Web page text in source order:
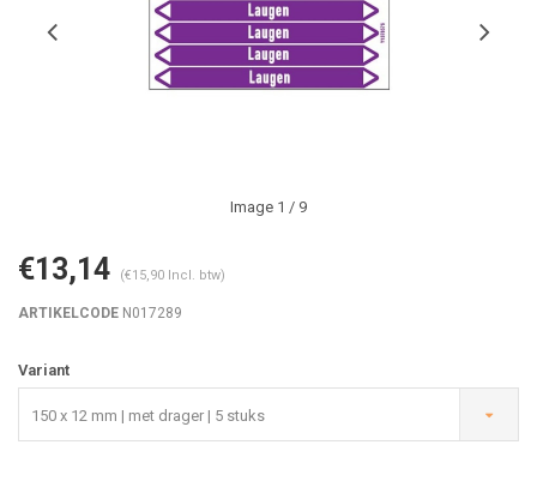
Image 1 / 9
€13,14 (€15,90 Incl. btw)
ARTIKELCODE N017289
Variant
150 x 12 mm | met drager | 5 stuks